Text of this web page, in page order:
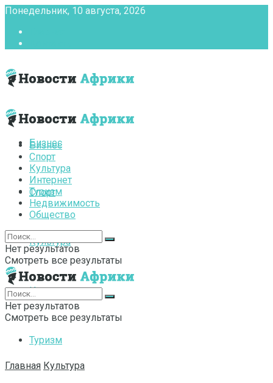
Понедельник, 10 августа, 2026
Бизнес
Спорт
Культура
Интернет
Туризм
Бизнес
Спорт
Культура
Интернет
Туризм
Недвижимость
Общество
Нет результатов
Смотреть все результаты
Нет результатов
Смотреть все результаты
Главная Культура